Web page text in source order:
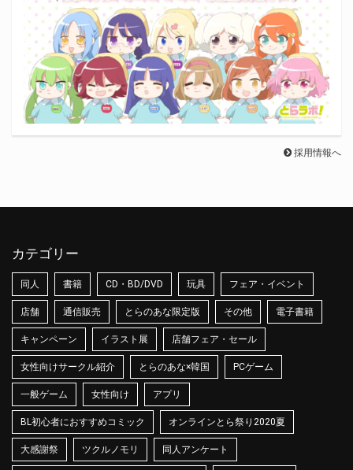
採用情報へ
カテゴリー
同人 書籍 CD・BD/DVD 玩具 フェア・イベント
店舗 通信販売 とらのあな限定版 その他 電子書籍
キャンペーン イラスト展 店舗フェア・セール
女性向けサークル紹介 とらのあな×韓国 PCゲーム
一般ゲーム 女性向け アプリ
BL初心者におすすめコミック オンラインとら祭り2020夏
大感謝祭 ツクルノモリ 同人アンケート